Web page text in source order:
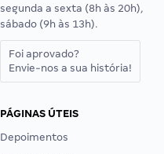
segunda a sexta (8h às 20h),
sábado (9h às 13h).
Foi aprovado?
Envie-nos a sua história!
PÁGINAS ÚTEIS
Depoimentos